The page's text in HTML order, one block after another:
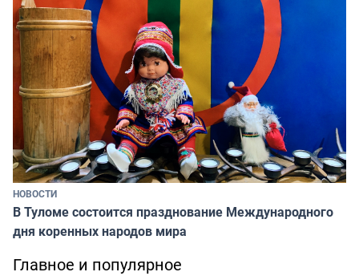
НОВОСТИ
В Туломе состоится празднование Международного
дня коренных народов мира
Главное и популярное